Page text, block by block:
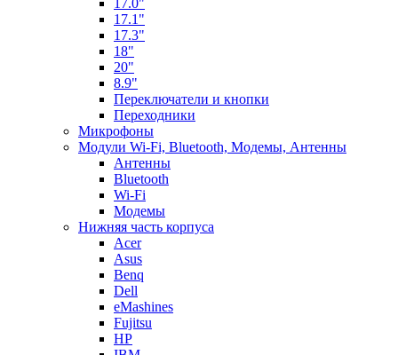
17.1"
17.3"
18"
20"
8.9"
Переключатели и кнопки
Переходники
Микрофоны
Модули Wi-Fi, Bluetooth, Модемы, Антенны
Aнтенны
Bluetooth
Wi-Fi
Модемы
Нижняя часть корпуса
Acer
Asus
Benq
Dell
eMashines
Fujitsu
HP